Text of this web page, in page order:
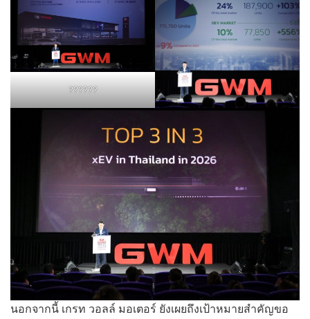
??????
นอกจากนี้ เกรท วอลล์ มอเตอร์ ยังเผยถึงเป้าหมายสำคัญขอ